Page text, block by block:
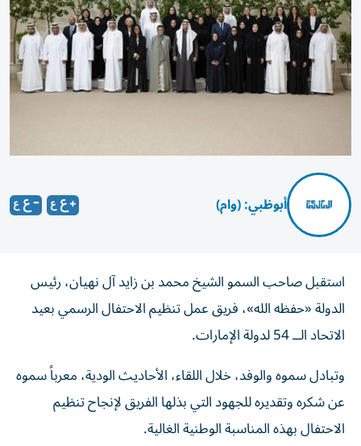
أبوظبي: (وام)
استقبل صاحب السمو الشيخ محمد بن زايد آل نهيان، رئيس
الدولة «حفظه الله»، فريق عمل تنظيم الاحتفال الرسمي بعيد
الاتحاد الــ 54 لدولة الإمارات.
وتبادل سموه والوفد، خلال اللقاء، الأحاديث الودية، معرباً سموه
عن شكره وتقديره للجهود التي بذلها الفريق لإنجاح تنظيم
الاحتفال بهذه المناسبة الوطنية الغالية.